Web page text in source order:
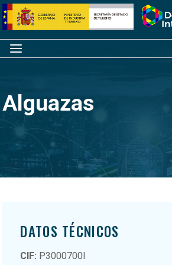
Saltar
al
contenido
Inicio
Menú
Alguazas
DATOS TÉCNICOS
CIF: P3000700I